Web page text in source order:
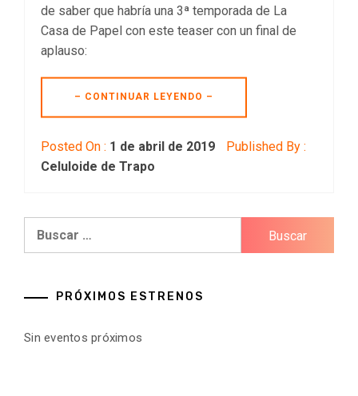
de saber que habría una 3ª temporada de La
Casa de Papel con este teaser con un final de
aplauso:
– CONTINUAR LEYENDO –
Posted On : 1 de abril de 2019
Published By :
Celuloide de Trapo
PRÓXIMOS ESTRENOS
Sin eventos próximos